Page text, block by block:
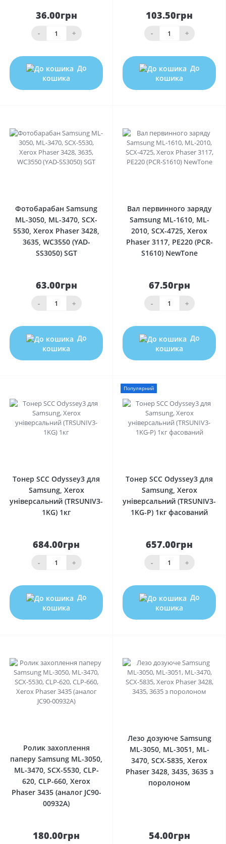
36.00грн
- +
До
кошика
103.50грн
- +
До
кошика
Фотобарабан Samsung
ML-3050, ML-3470, SCX-
5530, Xerox Phaser 3428,
3635, WC3550 (YAD-
SS3050) SGT
63.00грн
- +
До
кошика
Вал первинного заряду
Samsung ML-1610, ML-
2010, SCX-4725, Xerox
Phaser 3117, PE220 (PCR-
S1610) NewTone
67.50грн
- +
До
кошика
Тонер SCC Odyssey3 для
Samsung, Xerox
універсальний (TRSUNIV3-
1KG) 1кг
684.00грн
- +
До
кошика
Популярний
Тонер SCC Odyssey3 для
Samsung, Xerox
універсальний (TRSUNIV3-
1KG-P) 1кг фасований
657.00грн
- +
До
кошика
Ролик захоплення
паперу Samsung ML-3050,
ML-3470, SCX-5530, CLP-
620, CLP-660, Xerox
Phaser 3435 (аналог JC90-
00932A)
180.00грн
Лезо дозуюче Samsung
ML-3050, ML-3051, ML-
3470, SCX-5835, Xerox
Phaser 3428, 3435, 3635 з
поролоном
54.00грн